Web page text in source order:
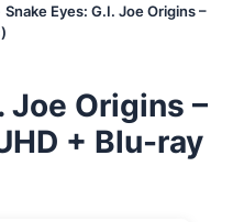
Snake Eyes: G.I. Joe Origins –
Joe Origins –
+ Blu-ray